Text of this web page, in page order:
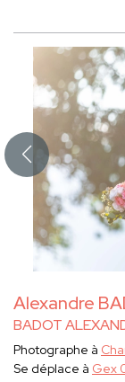
Alexandre
BADOT
Photographe à
Se déplace à Gex